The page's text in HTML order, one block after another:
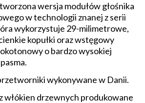
wersja modułów głośnika
w technologii znanej z serii
wykorzystuje 29-milimetrowe,
kopułki oraz wstęgowy
o bardzo wysokiej
wykonywane w Danii.
włókien drzewnych produkowane